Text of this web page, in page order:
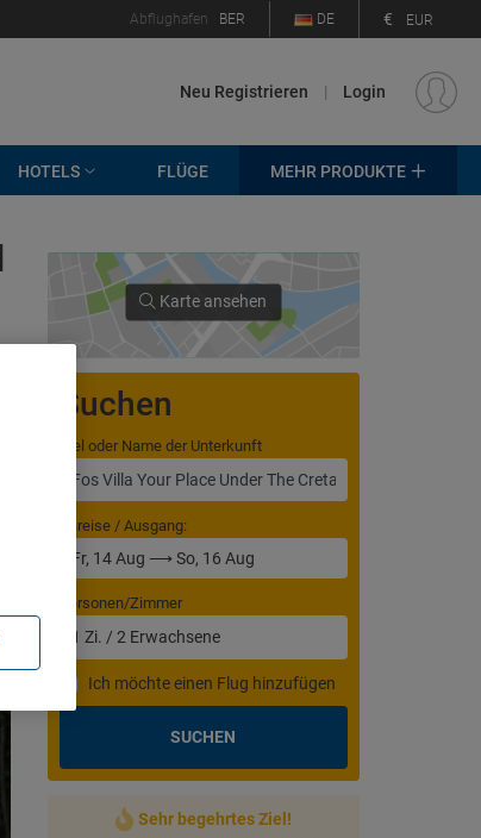
Abflughafen BER DE € EUR
Neu Registrieren | Login
HOTELS FLÜGE MEHR PRODUKTE
Karte ansehen
Suchen
Ziel oder Name der Unterkunft
Anreise / Ausgang:
Personen/Zimmer
1 Zi. / 2 Erwachsene
Ich möchte einen Flug hinzufügen
SUCHEN
Sehr begehrtes Ziel!